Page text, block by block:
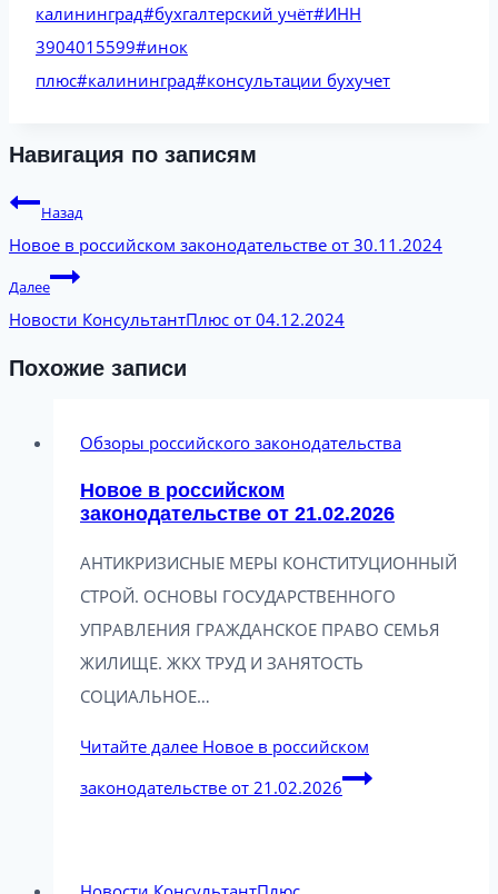
калининград#бухгалтерский учёт#ИНН
3904015599#инок
плюс#калининград#консультации бухучет
Навигация по записям
Назад
Новое в российском законодательстве от 30.11.2024
Далее
Новости КонсультантПлюс от 04.12.2024
Похожие записи
Обзоры российского законодательства
Новое в российском
законодательстве от 21.02.2026
АНТИКРИЗИСНЫЕ МЕРЫ КОНСТИТУЦИОННЫЙ
СТРОЙ. ОСНОВЫ ГОСУДАРСТВЕННОГО
УПРАВЛЕНИЯ ГРАЖДАНСКОЕ ПРАВО СЕМЬЯ
ЖИЛИЩЕ. ЖКХ ТРУД И ЗАНЯТОСТЬ
СОЦИАЛЬНОЕ…
Читайте далее Новое в российском
законодательстве от 21.02.2026